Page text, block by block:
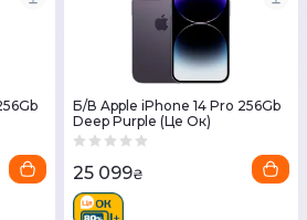
Б/В Apple iPhone 14 Pro 256Gb
Deep Purple (Це Ок)
25 099₴